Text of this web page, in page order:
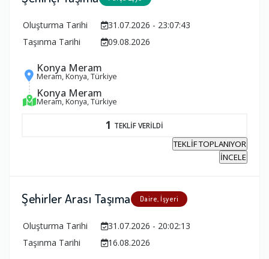
Oluşturma Tarihi
31.07.2026 - 23:07:43
Taşınma Tarihi
09.08.2026
Konya Meram
Meram, Konya, Türkiye
Konya Meram
Meram, Konya, Türkiye
1 TEKLİF VERİLDİ
TEKLİF TOPLANIYOR
İNCELE
Şehirler Arası Taşıma Daire, İşyeri
Oluşturma Tarihi
31.07.2026 - 20:02:13
Taşınma Tarihi
16.08.2026